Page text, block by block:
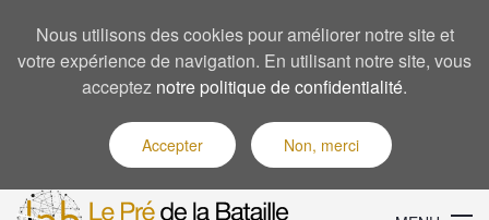
Nous utilisons des cookies pour améliorer notre site et
votre expérience de navigation. En utilisant notre site, vous
acceptez notre politique de confidentialité.
Accepter Non, merci